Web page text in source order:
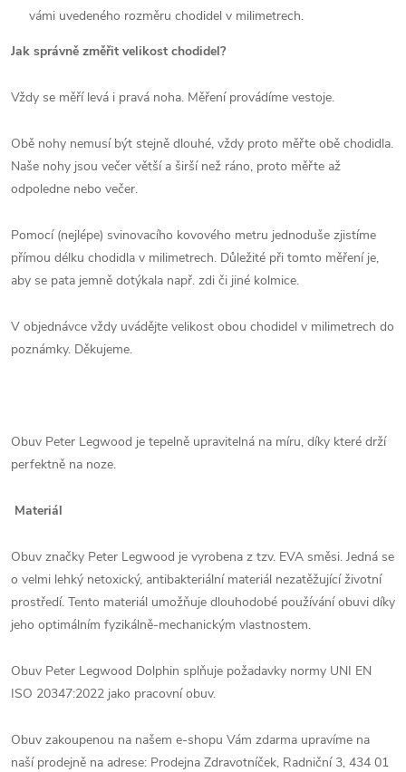
vámi uvedeného rozměru chodidel v milimetrech.
Jak správně změřit velikost chodidel?
Vždy se měří levá i pravá noha. Měření provádíme vestoje.
Obě nohy nemusí být stejně dlouhé, vždy proto měřte obě chodidla.
Naše nohy jsou večer větší a širší než ráno, proto měřte až
odpoledne nebo večer.
Pomocí (nejlépe) svinovacího kovového metru jednoduše zjistíme
přímou délku chodidla v milimetrech. Důležité při tomto měření je,
aby se pata jemně dotýkala např. zdi či jiné kolmice.
V objednávce vždy uvádějte velikost obou chodidel v milimetrech do
poznámky. Děkujeme.
Obuv Peter Legwood je tepelně upravitelná na míru, díky které drží
perfektně na noze.
Materiál
Obuv značky Peter Legwood je vyrobena z tzv. EVA směsi. Jedná se
o velmi lehký netoxický, antibakteriální materiál nezatěžující životní
prostředí. Tento materiál umožňuje dlouhodobé používání obuvi díky
jeho optimálním fyzikálně-mechanickým vlastnostem.
Obuv Peter Legwood Dolphin splňuje požadavky normy UNI EN
ISO 20347:2022 jako pracovní obuv.
Obuv zakoupenou na našem e-shopu Vám zdarma upravíme na
naší prodejně na adrese: Prodejna Zdravotníček, Radniční 3, 434 01